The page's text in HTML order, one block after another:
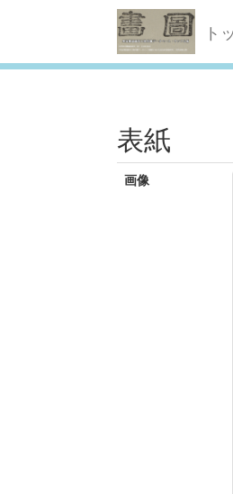
ト
表紙
画像